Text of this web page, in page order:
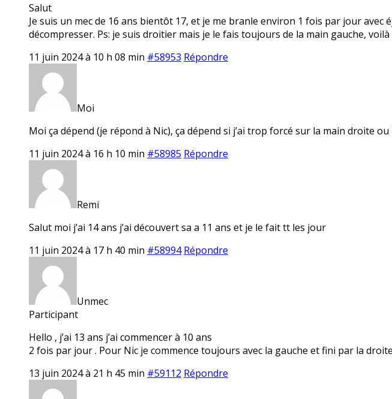
Salut
Je suis un mec de 16 ans bientôt 17, et je me branle environ 1 fois par jour
décompresser. Ps: je suis droitier mais je le fais toujours de la main gauche,
11 juin 2024 à 10 h 08 min #58953 Répondre
Moi
Moi ça dépend (je répond à Nic), ça dépend si j’ai trop forcé sur la main droite
11 juin 2024 à 16 h 10 min #58985 Répondre
Remi
Salut moi j’ai 14 ans j’ai découvert sa a 11 ans et je le fait tt les jour
11 juin 2024 à 17 h 40 min #58994 Répondre
Unmec
Participant
Hello , j’ai 13 ans j’ai commencer à 10 ans
2 fois par jour . Pour Nic je commence toujours avec la gauche et fini par la
13 juin 2024 à 21 h 45 min #59112 Répondre